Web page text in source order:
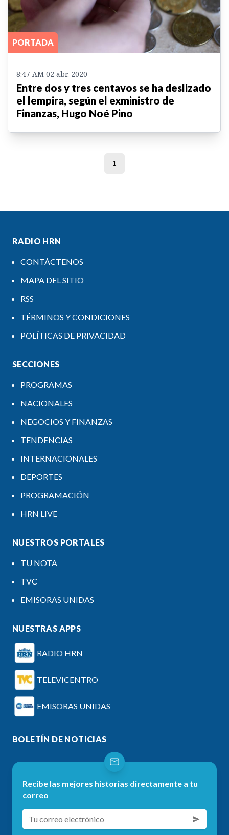
PORTADA
8:47 AM 02 abr. 2020
Entre dos y tres centavos se ha deslizado
el lempira, según el exministro de
Finanzas, Hugo Noé Pino
1
RADIO HRN
CONTÁCTENOS
MAPA DEL SITIO
RSS
TÉRMINOS Y CONDICIONES
POLÍTICAS DE PRIVACIDAD
SECCIONES
PROGRAMAS
NACIONALES
NEGOCIOS Y FINANZAS
TENDENCIAS
INTERNACIONALES
DEPORTES
PROGRAMACIÓN
HRN LIVE
NUESTROS PORTALES
TU NOTA
TVC
EMISORAS UNIDAS
NUESTRAS APPS
RADIO HRN
TELEVICENTRO
EMISORAS UNIDAS
BOLETÍN DE NOTICIAS
Recibe las mejores historias directamente a tu
correo